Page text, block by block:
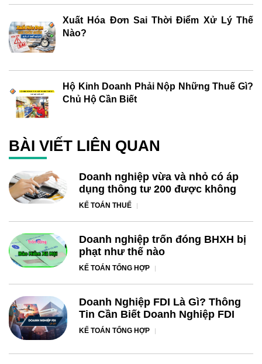
Xuất Hóa Đơn Sai Thời Điểm Xử Lý Thế
Nào?
Hộ Kinh Doanh Phải Nộp Những Thuế Gì?
Chủ Hộ Cần Biết
BÀI VIẾT LIÊN QUAN
Doanh nghiệp vừa và nhỏ có áp
dụng thông tư 200 được không
KẾ TOÁN THUẾ
Doanh nghiệp trốn đóng BHXH bị
phạt như thế nào
KẾ TOÁN TỔNG HỢP
Doanh Nghiệp FDI Là Gì? Thông
Tin Cần Biết Doanh Nghiệp FDI
KẾ TOÁN TỔNG HỢP